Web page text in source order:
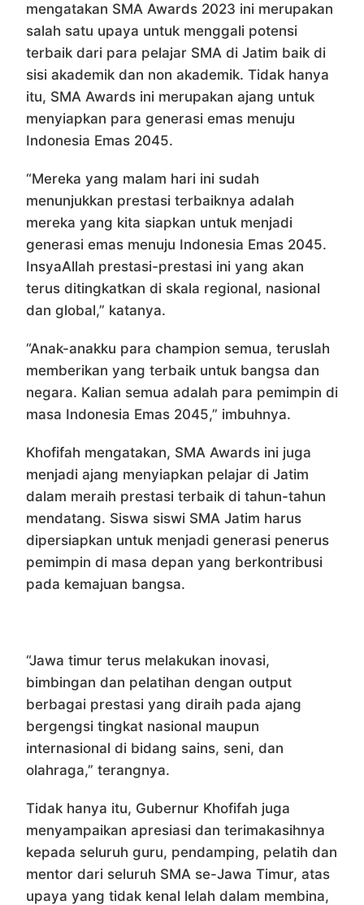
mengatakan SMA Awards 2023 ini merupakan
salah satu upaya untuk menggali potensi
terbaik dari para pelajar SMA di Jatim baik di
sisi akademik dan non akademik. Tidak hanya
itu, SMA Awards ini merupakan ajang untuk
menyiapkan para generasi emas menuju
Indonesia Emas 2045.
“Mereka yang malam hari ini sudah
menunjukkan prestasi terbaiknya adalah
mereka yang kita siapkan untuk menjadi
generasi emas menuju Indonesia Emas 2045.
InsyaAllah prestasi-prestasi ini yang akan
terus ditingkatkan di skala regional, nasional
dan global,” katanya.
“Anak-anakku para champion semua, teruslah
memberikan yang terbaik untuk bangsa dan
negara. Kalian semua adalah para pemimpin di
masa Indonesia Emas 2045,” imbuhnya.
Khofifah mengatakan, SMA Awards ini juga
menjadi ajang menyiapkan pelajar di Jatim
dalam meraih prestasi terbaik di tahun-tahun
mendatang. Siswa siswi SMA Jatim harus
dipersiapkan untuk menjadi generasi penerus
pemimpin di masa depan yang berkontribusi
pada kemajuan bangsa.
“Jawa timur terus melakukan inovasi,
bimbingan dan pelatihan dengan output
berbagai prestasi yang diraih pada ajang
bergengsi tingkat nasional maupun
internasional di bidang sains, seni, dan
olahraga,” terangnya.
Tidak hanya itu, Gubernur Khofifah juga
menyampaikan apresiasi dan terimakasihnya
kepada seluruh guru, pendamping, pelatih dan
mentor dari seluruh SMA se-Jawa Timur, atas
upaya yang tidak kenal lelah dalam membina,